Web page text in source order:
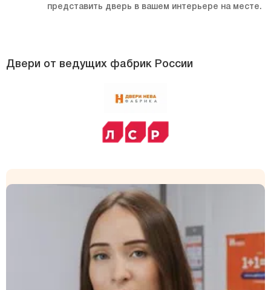
представить дверь в вашем интерьере на месте.
Двери от ведущих фабрик России